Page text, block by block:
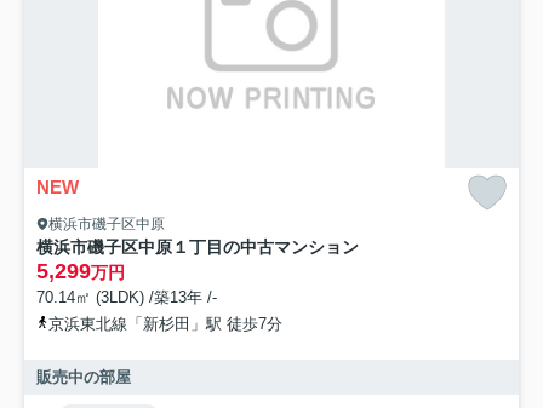
NEW
横浜市磯子区中原
横浜市磯子区中原１丁目の中古マンション
5,299万円
70.14㎡ (3LDK) /築13年 /-
京浜東北線「新杉田」駅 徒歩7分
販売中の部屋